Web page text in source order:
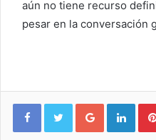
aún no tiene recurso
pesar en la conversación
Google+ LinkedIn